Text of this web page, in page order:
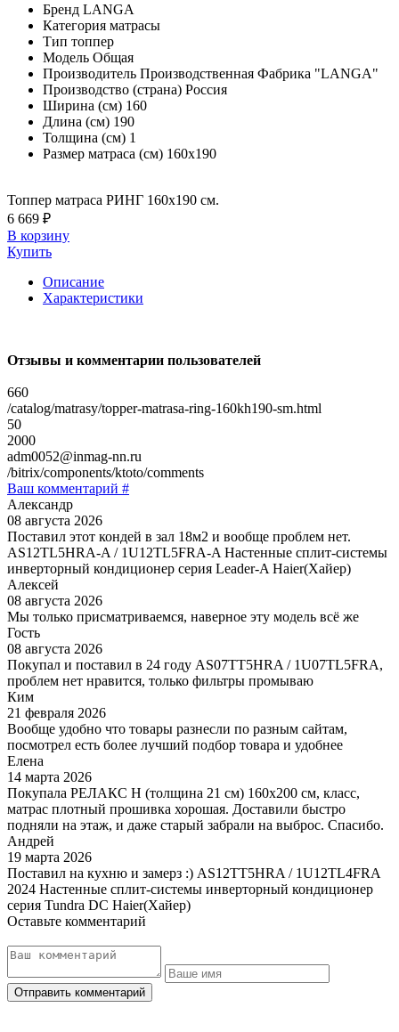
Бренд LANGA
Категория матрасы
Тип топпер
Модель Общая
Производитель Производственная Фабрика "LANGA"
Производство (страна) Россия
Ширина (см) 160
Длина (см) 190
Толщина (см) 1
Размер матраса (см) 160х190
Топпер матраса РИНГ 160х190 см.
6 669 ₽
В корзину
Купить
Описание
Характеристики
Отзывы и комментарии пользователей
660
/catalog/matrasy/topper-matrasa-ring-160kh190-sm.html
50
2000
adm0052@inmag-nn.ru
/bitrix/components/ktoto/comments
Ваш комментарий #
Александр
08 августа 2026
Поставил этот кондей в зал 18м2 и вообще проблем нет.
AS12TL5HRA-A / 1U12TL5FRA-A Настенные сплит-системы
инверторный кондиционер серия Leader-A Haier(Хайер)
Алексей
08 августа 2026
Мы только присматриваемся, наверное эту модель всё же
Гость
08 августа 2026
Покупал и поставил в 24 году AS07TT5HRA / 1U07TL5FRA,
проблем нет нравится, только фильтры промываю
Ким
21 февраля 2026
Вообще удобно что товары разнесли по разным сайтам,
посмотрел есть более лучший подбор товара и удобнее
Елена
14 марта 2026
Покупала РЕЛАКС Н (толщина 21 см) 160х200 см, класс,
матрас плотный прошивка хорошая. Доставили быстро
подняли на этаж, и даже старый забрали на выброс. Спасибо.
Андрей
19 марта 2026
Поставил на кухню и замерз :) AS12TT5HRA / 1U12TL4FRA
2024 Настенные сплит-системы инверторный кондиционер
серия Tundra DC Haier(Хайер)
Оставьте комментарий